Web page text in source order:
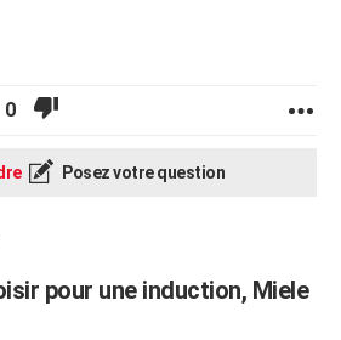
0
Posez votre question
pour une induction, Miele